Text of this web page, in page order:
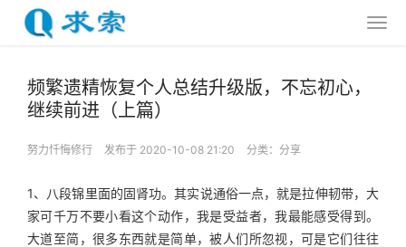
频繁遗精恢复个人总结升级版，不忘初心，
继续前进（上篇）
努力忏悔修行 发布于 2020-10-08 21:20 分类： 分享
1、八段锦里面的固肾功。其实说通俗一点，就是拉伸韧带，大
家可千万不要小看这个动作，我是受益者，我最能感受得到。
大道至简，很多东西就是简单，被人们所忽视，可是它们往往